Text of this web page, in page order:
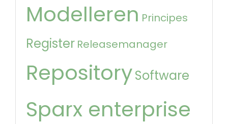
Modelleren Principes
Register Releasemanager
RepositorySoftware
Sparx enterprise